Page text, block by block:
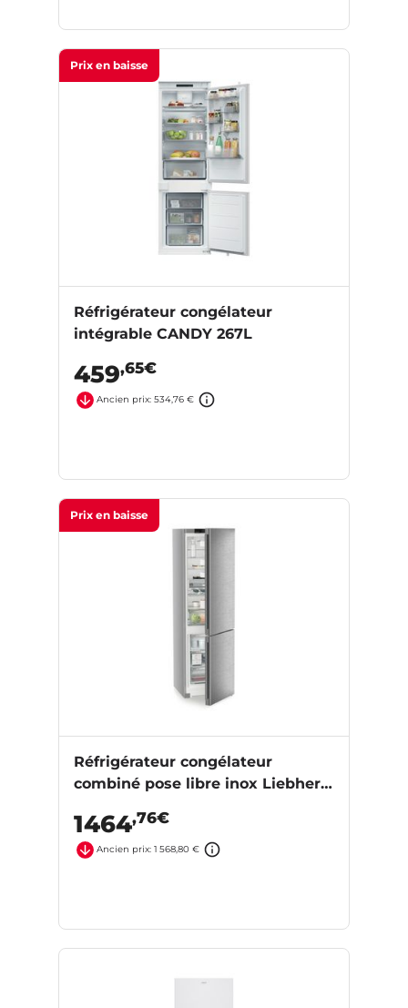
Prix en baisse
Réfrigérateur congélateur
intégrable CANDY 267L
459,65€
Ancien prix: 534,76 €
Prix en baisse
Réfrigérateur congélateur
combiné pose libre inox Liebherr
1464,76€
Ancien prix: 1 568,80 €